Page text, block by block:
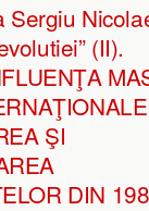
Sergiu
(II).
ŞI
DIN